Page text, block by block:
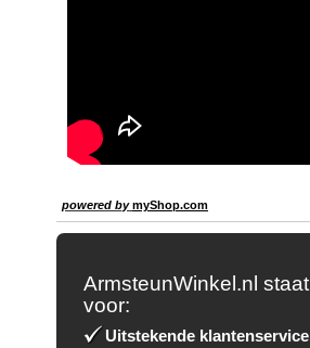
powered bymyShop.com
ArmsteunWinkel.nl staat
voor:
Uitstekende klantenservice